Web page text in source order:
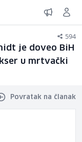
594
je doveo BiH
u mrtvački
Povratak na članak